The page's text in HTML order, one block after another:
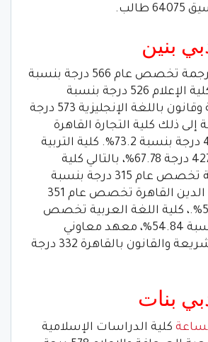
طالب.
بنين
كلية اللغات والترجمة تخصص عام 566 درجة بنسبة
89.84%. من ثم كلية الإعلام 526 درجة بنسبة
83.49% ، شريعة وقانون باللغة الإنجليزية 573 درجة
إلى ذلك كلية التجارة القاهرة
تخصص عام 460 درجة بنسبة 73.2%. كلية التربية
الرياضية قاهرة 427 درجة 67.78%، بالتالي كلية
الدعوة الإسلامية تخصص عام 315 درجة بنسبة
50%. كلية أصول الدين القاهرة تخصص عام 351
درجة بنسبة 55.71%.، كلية اللغة العربية تخصص
عام 345 درجة بنسبة 54.84%، معهد معاوني
القضاء بكلية الشريعة والقانون بالقاهرة 332 درجة
بنات
كلية الدراسات الإسلامية